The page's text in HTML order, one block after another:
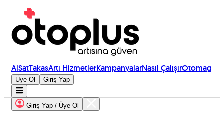
AlSatTakasArtı HizmetlerKampanyalarNasıl ÇalışırOtomag
Üye Ol Giriş Yap
Giriş Yap / Üye Ol